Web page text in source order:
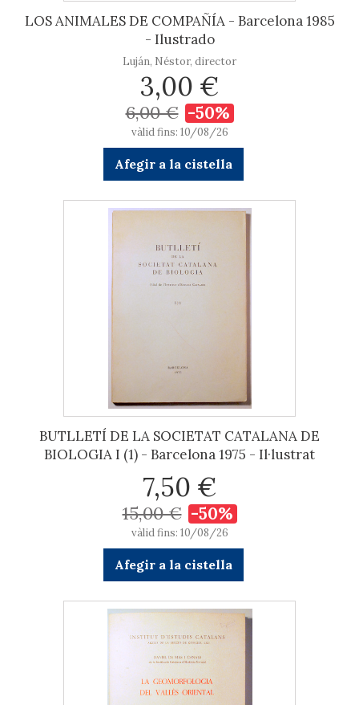
LOS ANIMALES DE COMPAÑÍA - Barcelona 1985
- Ilustrado
Luján, Néstor, director
3,00 €
6,00 € -50%
vàlid fins: 10/08/26
Afegir a la cistella
BUTLLETÍ DE LA SOCIETAT CATALANA DE
BIOLOGIA I (1) - Barcelona 1975 - Il·lustrat
7,50 €
15,00 € -50%
vàlid fins: 10/08/26
Afegir a la cistella